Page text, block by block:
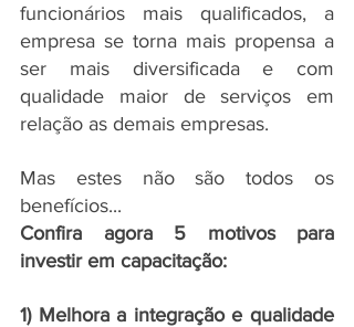
funcionários mais qualificados, a
empresa se torna mais propensa a
ser mais diversificada e com
qualidade maior de serviços em
relação as demais empresas.
Mas estes não são todos os
benefícios...
Confira agora 5 motivos para
investir em capacitação:
1) Melhora a integração e qualidade